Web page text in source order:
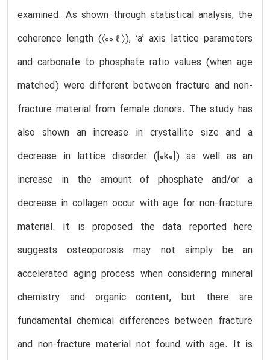
examined. As shown through statistical analysis, the
coherence length (〈00ℓ〉), ‘a’ axis lattice parameters
and carbonate to phosphate ratio values (when age
matched) were different between fracture and non-
fracture material from female donors. The study has
also shown an increase in crystallite size and a
decrease in lattice disorder ([0k0]) as well as an
increase in the amount of phosphate and/or a
decrease in collagen occur with age for non-fracture
material. It is proposed the data reported here
suggests osteoporosis may not simply be an
accelerated aging process when considering mineral
chemistry and organic content, but there are
fundamental chemical differences between fracture
and non-fracture material not found with age. It is